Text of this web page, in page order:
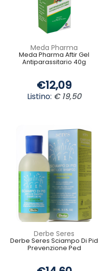
Meda Pharma
Meda Pharma Aftir Gel
Antiparassitario 40g
€12,09
Listino: € 19,50
Derbe Seres
Derbe Seres Sciampo Di Pid
Prevenzione Ped